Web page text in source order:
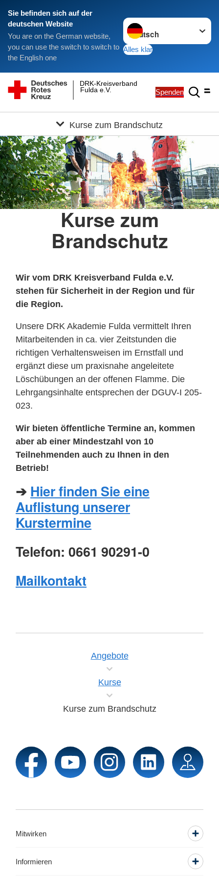
Sie befinden sich auf der
deutschen Website
You are on the German website,
you can use the switch to switch to
the English one
Sprache wechseln zu
Alles klar
Fulda e.V.
DRK-Kreisverband
Spenden
Kurse zum Brandschutz
Kurse zum
Brandschutz
Wir vom DRK Kreisverband Fulda e.V.
stehen für Sicherheit in der Region und für
die Region.
Unsere DRK Akademie Fulda vermittelt Ihren
Mitarbeitenden in ca. vier Zeitstunden die
richtigen Verhaltensweisen im Ernstfall und
ergänzt diese um praxisnahe angeleitete
Löschübungen an der offenen Flamme. Die
Lehrgangsinhalte entsprechen der DGUV-I 205-
023.
Wir bieten öffentliche Termine an, kommen
aber ab einer Mindestzahl von 10
Teilnehmenden auch zu Ihnen in den
Betrieb!
➔ Hier finden Sie eine
Auflistung unserer
Kurstermine
Telefon: 0661 90291-0
Mailkontakt
Angebote
Kurse
Kurse zum Brandschutz
Mitwirken
Informieren